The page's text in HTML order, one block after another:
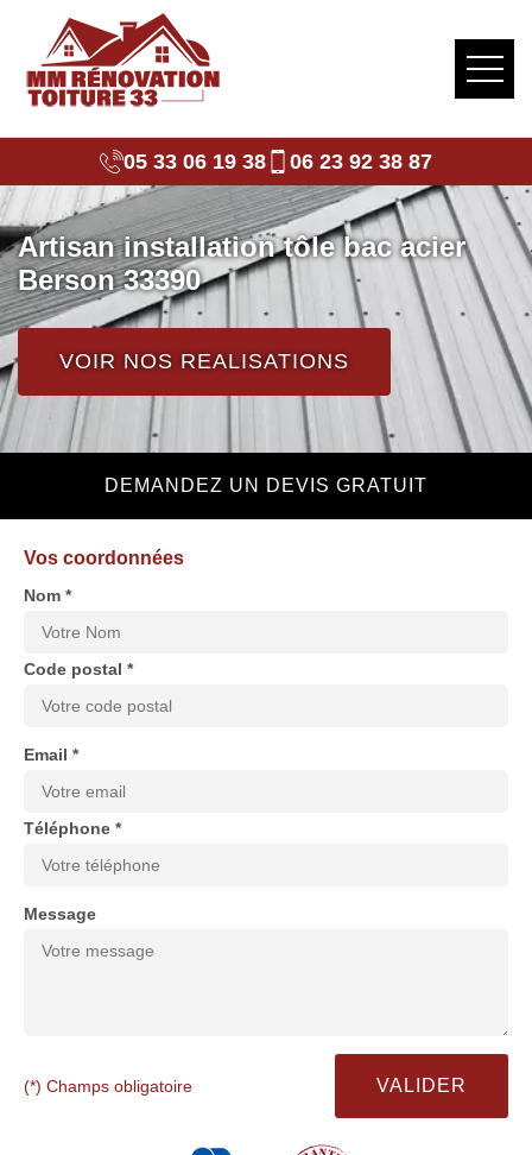
05 33 06 19 38 06 23 92 38 87
Artisan installation tôle bac acier
Berson 33390
VOIR NOS REALISATIONS
DEMANDEZ UN DEVIS GRATUIT
Vos coordonnées
Nom *
Code postal *
Email *
Téléphone *
Message
(*) Champs obligatoire